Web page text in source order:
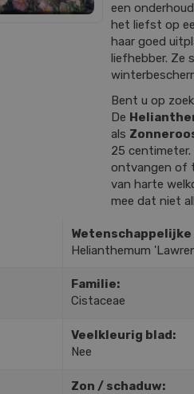
een
het liefst op
haar goed
liefhebber. Ze
Bent u op
De
als
25 centimeter.
ontvangen of
van harte
mee dat niet
Wetenschappelijke
Helianthemum
Familie:
Cistaceae
Veelkleurig blad:
Nee
Zon / schaduw: